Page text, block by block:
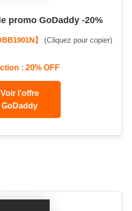
promo GoDaddy -20%
】 (Cliquez pour copier)
: 20% OFF
Voir l’offre
GoDaddy